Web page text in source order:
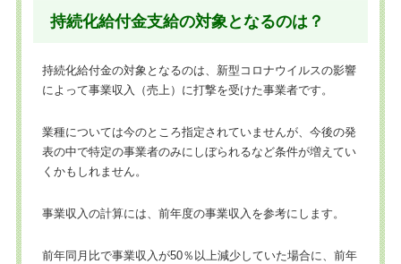
持続化給付金支給の対象となるのは？
持続化給付金の対象となるのは、新型コロナウイルスの影響
によって事業収入（売上）に打撃を受けた事業者です。
業種については今のところ指定されていませんが、今後の発
表の中で特定の事業者のみにしぼられるなど条件が増えてい
くかもしれません。
事業収入の計算には、前年度の事業収入を参考にします。
前年同月比で事業収入が50％以上減少していた場合に、前年